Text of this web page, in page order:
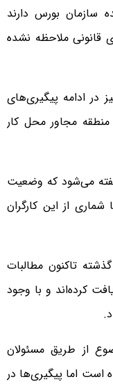
سازمان بورس دارند
قانونی ملاحظه نشده
در ادامه پیگیری‌های
مجاور محل کار
گفته می‌شود که وضعیت
از این کارگران
تاکنون مطالبات
کرده‌اند و با وجود
از طریق مسئولان
است اما پیگیری‌ها در